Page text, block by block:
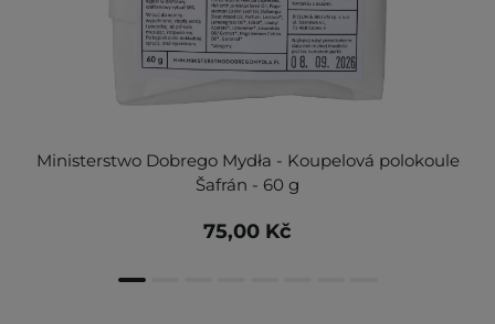
Ministerstwo Dobrego Mydła - Koupelová polokoule
Šafrán - 60 g
75,00 Kč